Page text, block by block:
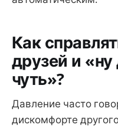
Как
друзей и «ну
чуть»?
Давление часто
дискомфорте